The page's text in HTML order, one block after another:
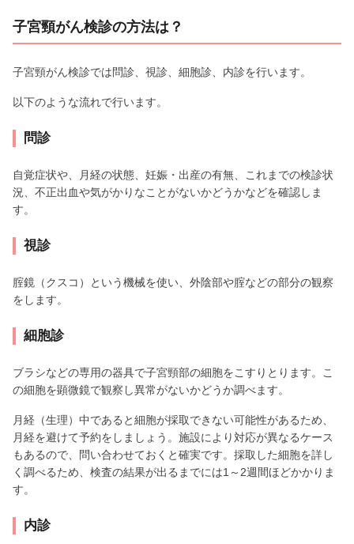
子宮頸がん検診の方法は？
子宮頸がん検診では問診、視診、細胞診、内診を行います。
以下のような流れで行います。
問診
自覚症状や、月経の状態、妊娠・出産の有無、これまでの検診状
況、不正出血や気がかりなことがないかどうかなどを確認しま
す。
視診
腟鏡（クスコ）という機械を使い、外陰部や腟などの部分の観察
をします。
細胞診
ブラシなどの専用の器具で子宮頸部の細胞をこすりとります。こ
の細胞を顕微鏡で観察し異常がないかどうか調べます。
月経（生理）中であると細胞が採取できない可能性があるため、
月経を避けて予約をしましょう。施設により対応が異なるケース
もあるので、問い合わせておくと確実です。採取した細胞を詳し
く調べるため、検査の結果が出るまでには1～2週間ほどかかりま
す。
内診